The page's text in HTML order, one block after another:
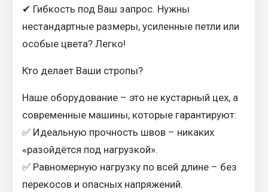
Амортизаторы для полуприцепов
Весь раздел
Запчасти КамАЗ
Система питания
Система выпуска газа
Система охлаждения
Сцепление
Коробка передач
✔ Гибкость под Ваш запрос. Нужны
нестандартные размеры, усиленные петли или
особые цвета? Легко!
Кто делает Ваши стропы?
Наше оборудование – это не кустарный цех, а
современные машины, которые гарантируют:
✅ Идеальную прочность швов – никаких
«разойдётся под нагрузкой».
✅ Равномерную нагрузку по всей длине – без
перекосов и опасных напряжений.